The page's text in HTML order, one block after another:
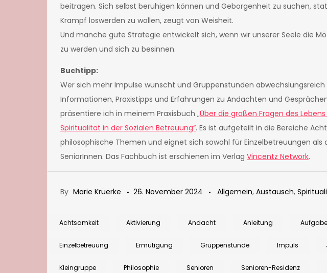
beitragen. Sich selbst beruhigen können und Geborgenheit zu suchen,
Krampf loswerden zu wollen, zeugt von Weisheit.
Und manche gute Strategie entwickelt sich, wenn wir unserer Seele die
zu werden und sich zu besinnen.
Buchtipp:
Wer sich mehr Impulse wünscht und Gruppenstunden
Informationen, Praxistipps und Erfahrungen zu Andachten und
präsentiere ich in meinem Praxisbuch „Über die großen Fragen des
Spiritualität in der Sozialen Betreuung“. Es ist aufgeteilt in die Bereiche
philosophische Themen und eignet sich sowohl für Einzelbetreuungen
SeniorInnen. Das Fachbuch ist erschienen im Verlag Vincentz Network.
By Marie Krüerke 26. November 2024 Allgemein, Austausch,
Achtsamkeit Aktivierung Andacht Anleitung Aufgabe
Einzelbetreuung Ermutigung Gruppenstunde Impuls
Kleingruppe Philosophie Senioren Senioren-Residenz